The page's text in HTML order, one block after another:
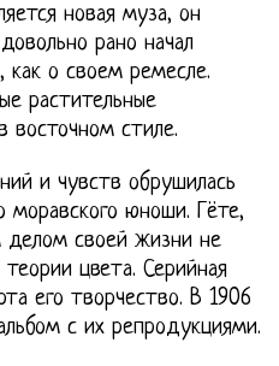
новая муза, он
рано начал
как о своем ремесле.
растительные
восточном стиле.
и чувств обрушилась
моравского юноши. Гёте,
делом своей жизни не
цвета. Серийная
его творчество. В 1906
с их репродукциями.